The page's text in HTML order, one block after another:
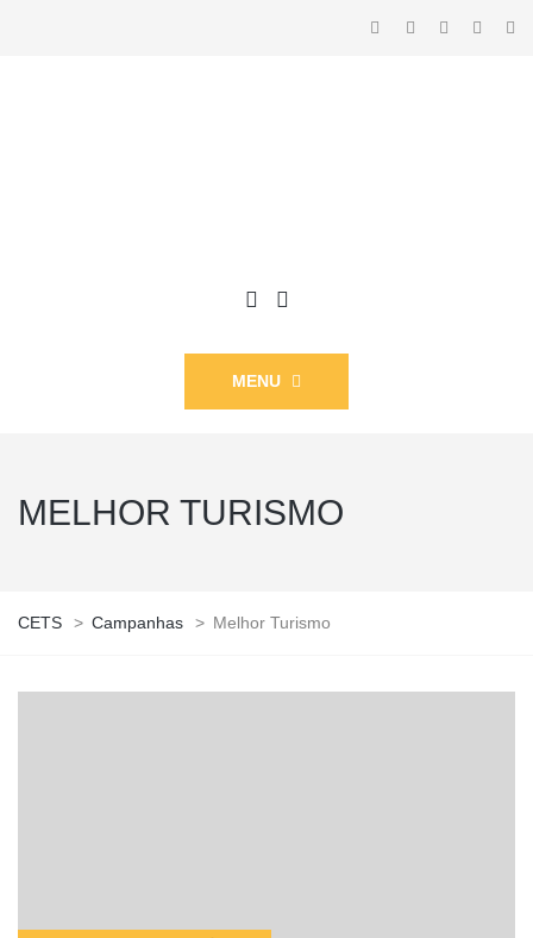
MENU
MELHOR TURISMO
CETS > Campanhas > Melhor Turismo